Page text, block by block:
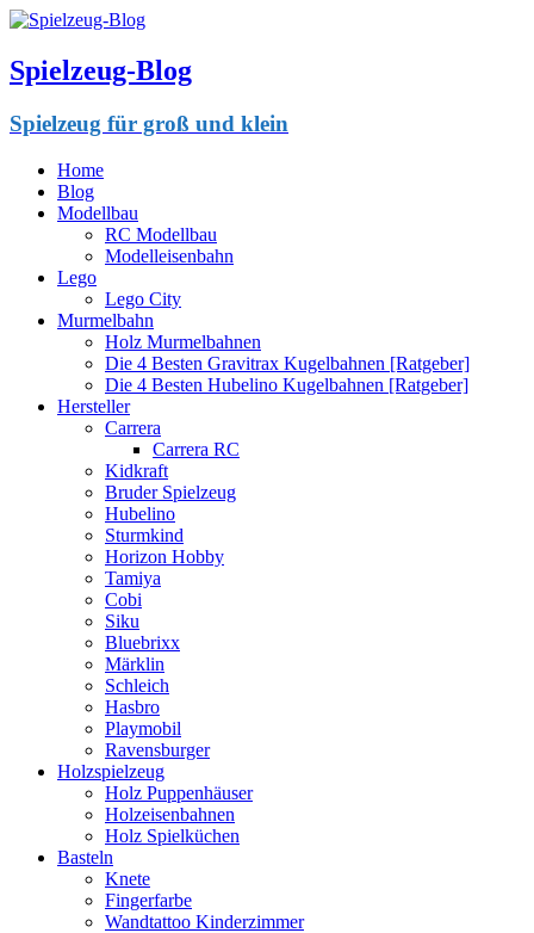
Spielzeug-Blog
Spielzeug für groß und klein
Home
Blog
Modellbau
RC Modellbau
Modelleisenbahn
Lego
Lego City
Murmelbahn
Holz Murmelbahnen
Die 4 Besten Gravitrax Kugelbahnen [Ratgeber]
Die 4 Besten Hubelino Kugelbahnen [Ratgeber]
Hersteller
Carrera
Carrera RC
Kidkraft
Bruder Spielzeug
Hubelino
Sturmkind
Horizon Hobby
Tamiya
Cobi
Siku
Bluebrixx
Märklin
Schleich
Hasbro
Playmobil
Ravensburger
Holzspielzeug
Holz Puppenhäuser
Holzeisenbahnen
Holz Spielküchen
Basteln
Knete
Fingerfarbe
Wandtattoo Kinderzimmer